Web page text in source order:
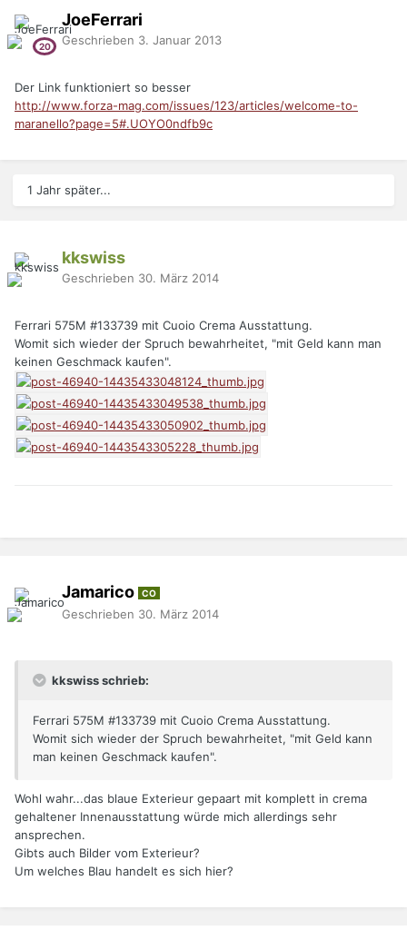
JoeFerrari
Geschrieben 3. Januar 2013
Der Link funktioniert so besser
http://www.forza-mag.com/issues/123/articles/welcome-to-
maranello?page=5#.UOYO0ndfb9c
1 Jahr später...
kkswiss
Geschrieben 30. März 2014
Ferrari 575M #133739 mit Cuoio Crema Ausstattung.
Womit sich wieder der Spruch bewahrheitet, "mit Geld kann man
keinen Geschmack kaufen".
Jamarico CO
Geschrieben 30. März 2014
kkswiss schrieb:
Ferrari 575M #133739 mit Cuoio Crema Ausstattung.
Womit sich wieder der Spruch bewahrheitet, "mit Geld kann
man keinen Geschmack kaufen".
Wohl wahr...das blaue Exterieur gepaart mit komplett in crema
gehaltener Innenausstattung würde mich allerdings sehr
ansprechen.
Gibts auch Bilder vom Exterieur?
Um welches Blau handelt es sich hier?